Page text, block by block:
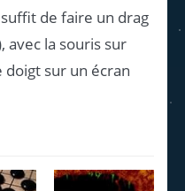
de faire un drag
avec la souris sur
sur un écran